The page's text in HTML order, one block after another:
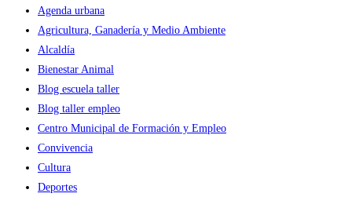
Agenda urbana
Agricultura, Ganadería y Medio Ambiente
Alcaldía
Bienestar Animal
Blog escuela taller
Blog taller empleo
Centro Municipal de Formación y Empleo
Convivencia
Cultura
Deportes